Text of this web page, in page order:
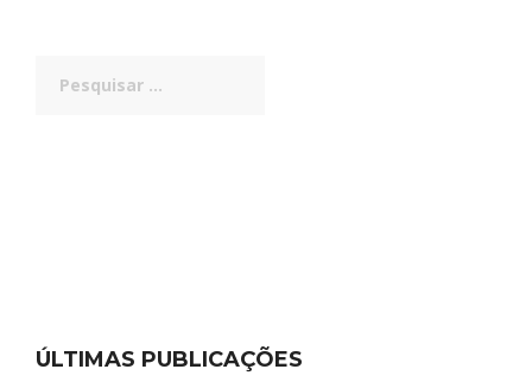
por:
ÚLTIMAS PUBLICAÇÕES